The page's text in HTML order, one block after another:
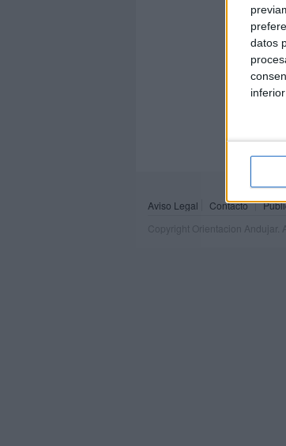
datos
Aviso Legal Contacto
Copyright Orientacion